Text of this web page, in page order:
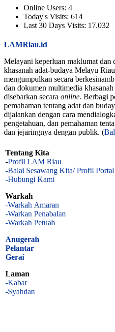
Online Users: 4
Today's Visits: 614
Last 30 Days Visits: 17.032
LAMRiau.id
Melayani keperluan maklumat dan
khasanah adat-budaya Melayu
mengumpulkan secara
dan dokumen multimedia
disebarkan secara online. Berbagi
pemahaman tentang adat dan
dijalankan dengan cara
pengetahuan, dan pemahaman
dan jejaringnya dengan publik. (
Tentang Kita
-Profil LAM Riau
-Balai Sesawang Kita/ Profil Portal
-Hubungi Kami
Warkah
-Warkah Amaran
-Warkan Penabalan
-Warkah Petuah
Anugerah
Pelantar
Gerai
Laman
-Kabar
-Syahdan